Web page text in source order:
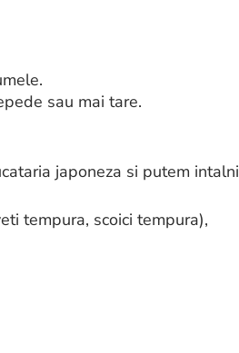
sau mai tare.
japoneza si putem intalni
tempura, scoici tempura),